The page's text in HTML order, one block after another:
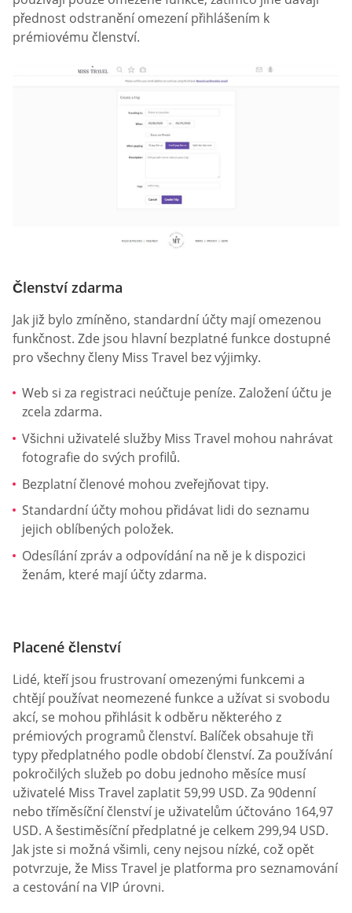
přednost odstranění omezení přihlášením k
prémiovému členství.
Členství zdarma
Jak již bylo zmíněno, standardní účty mají omezenou
funkčnost. Zde jsou hlavní bezplatné funkce dostupné
pro všechny členy Miss Travel bez výjimky.
Web si za registraci neúčtuje peníze. Založení účtu je
zcela zdarma.
Všichni uživatelé služby Miss Travel mohou nahrávat
fotografie do svých profilů.
Bezplatní členové mohou zveřejňovat tipy.
Standardní účty mohou přidávat lidi do seznamu
jejich oblíbených položek.
Odesílání zpráv a odpovídání na ně je k dispozici
ženám, které mají účty zdarma.
Placené členství
Lidé, kteří jsou frustrovaní omezenými funkcemi a
chtějí používat neomezené funkce a užívat si svobodu
akcí, se mohou přihlásit k odběru některého z
prémiových programů členství. Balíček obsahuje tři
typy předplatného podle období členství. Za používání
pokročilých služeb po dobu jednoho měsíce musí
uživatelé Miss Travel zaplatit 59,99 USD. Za 90denní
nebo tříměsíční členství je uživatelům účtováno 164,97
USD. A šestiměsíční předplatné je celkem 299,94 USD.
Jak jste si možná všimli, ceny nejsou nízké, což opět
potvrzuje, že Miss Travel je platforma pro seznamování
a cestování na VIP úrovni.